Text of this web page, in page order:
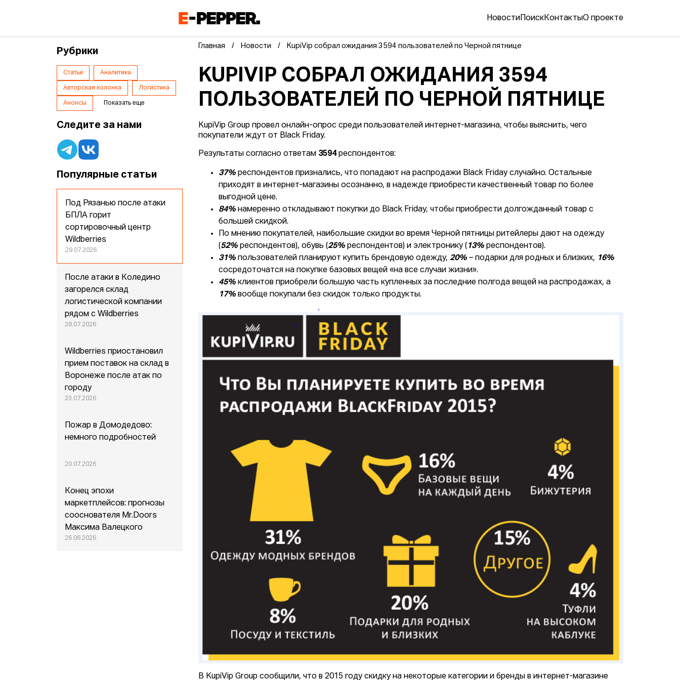
Новости ПоискКонтактыО проекте
Главная Новости KupiVip собрал ожидания 3594 пользователей по Черной пятнице
KUPIVIP СОБРАЛ ОЖИДАНИЯ 3594
ПОЛЬЗОВАТЕЛЕЙ ПО ЧЕРНОЙ ПЯТНИЦЕ
KupiVip Group провел онлайн-опрос среди пользователей интернет-магазина, чтобы выяснить, чего
покупатели ждут от Black Friday.
Результаты согласно ответам 3594респондентов:
37% респондентов признались, что попадают на распродажи Black Friday случайно. Остальные
приходят в интернет-магазины осознанно, в надежде приобрести качественный товар по более
выгодной цене.
84% намеренно откладывают покупки до Black Friday, чтобы приобрести долгожданный товар с
большей скидкой.
По мнению покупателей, наибольшие скидки во время Черной пятницы ритейлеры дают на одежду
(52% респондентов), обувь (25% респондентов) и электронику ( 13% респондентов).
31% пользователей планируют купить брендовую одежду,20% – подарки для родных и близких, 16%
сосредоточатся на покупке базовых вещей «на все случаи жизни».
45% клиентов приобрели большую часть купленных за последние полгода вещей на распродажах, а
17% вообще покупали без скидок только продукты.
В KupiVip Group сообщили, что в 2015 году скидку на некоторые категории и бренды в интернет-магазине
Рубрики
Статьи Аналитика
Авторская колонка Логистика
Анонсы Показать еще
Следите за нами
Популярные статьи
Под Рязанью после атаки
БПЛА горит
сортировочный центр
Wildberries
29.07.2026
После атаки в Коледино
загорелся склад
логистической компании
рядом с Wildberries
28.07.2026
Wildberries приостановил
прием поставок на склад в
Воронеже после атак по
городу
23.07.2026
Пожар в Домодедово:
немного подробностей
20.07.2026
Конец эпохи
маркетплейсов: прогнозы
сооснователя Mr.Doors
Максима Валецкого
26.06.2026